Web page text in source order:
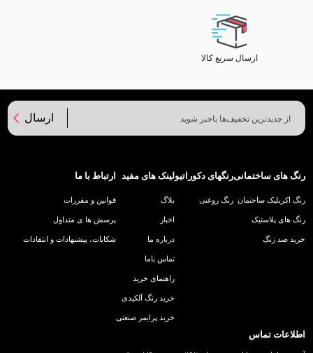
ارسال سریع کالا
ارسال
رنگ های ساختمانی
رنگ اکریلیک ساختمان
رنگ های پلاستیک
خرید ضد زنگ
رنگهای دکوراتیو
رنگ روغنی
لینک های مفید
بلاگ
اخبار
درباره ما
تماس باما
راهنمای خرید
خرید رنگ آلکیدی
خرید پرایمر صنعتی
ارتباط با ما
قوانین و مقررات
پرسش ها ی متداول
شکایات، پیشنهادات و انتقادات
اطلاعات تماس